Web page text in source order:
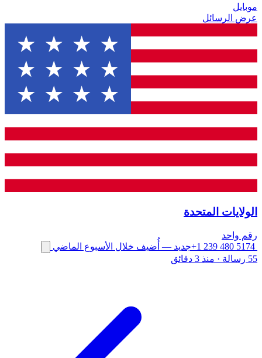
موبايل
عرض الرسائل
الولايات المتحدة
رقم واحد
+1 239 480 5174جديد — أُضيف خلال الأسبوع الماضي
55 رسالة
· منذ 3 دقائق